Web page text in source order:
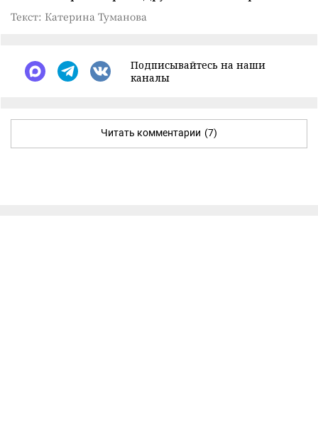
Текст: Катерина Туманова
Подписывайтесь на наши
каналы
Читать комментарии (7)